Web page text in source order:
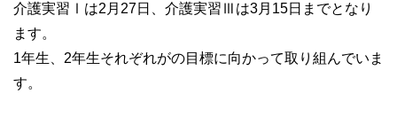
介護実習Ⅰは2月27日、介護実習Ⅲは3月15日までとなり
ます。
1年生、2年生それぞれがの目標に向かって取り組んでいま
す。